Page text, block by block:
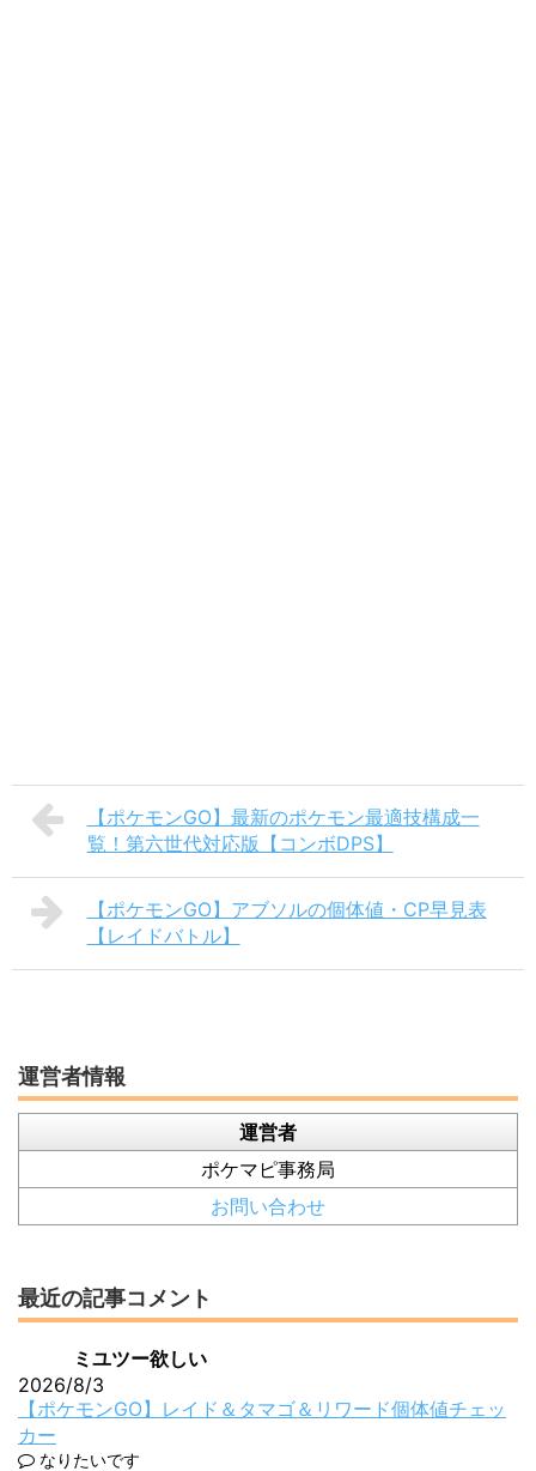
【ポケモンGO】最新のポケモン最適技構成一
覧！第六世代対応版【コンボDPS】
【ポケモンGO】アブソルの個体値・CP早見表
【レイドバトル】
運営者情報
運営者
ポケマピ事務局
お問い合わせ
最近の記事コメント
ミユツー欲しい
2026/8/3
【ポケモンGO】レイド＆タマゴ＆リワード個体値チェッ
カー
なりたいです